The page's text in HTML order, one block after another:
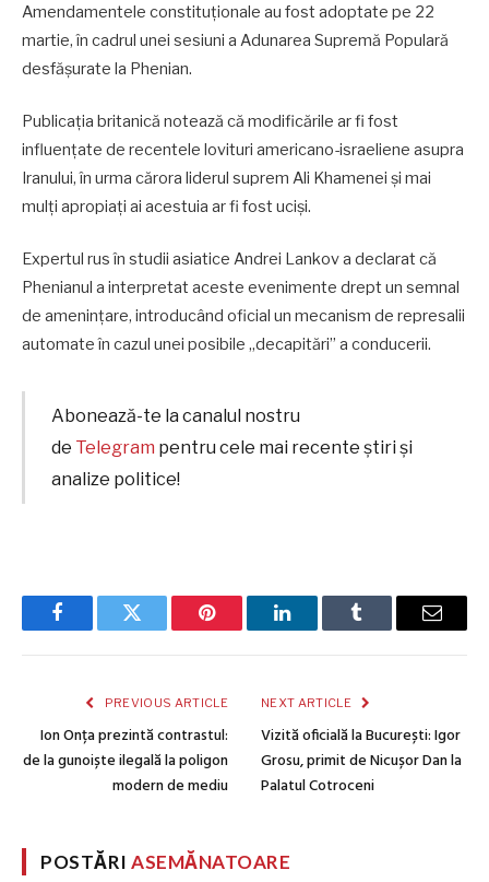
Amendamentele constituționale au fost adoptate pe 22
martie, în cadrul unei sesiuni a Adunarea Supremă Populară
desfășurate la Phenian.
Publicația britanică notează că modificările ar fi fost
influențate de recentele lovituri americano-israeliene asupra
Iranului, în urma cărora liderul suprem Ali Khamenei și mai
mulți apropiați ai acestuia ar fi fost uciși.
Expertul rus în studii asiatice Andrei Lankov a declarat că
Phenianul a interpretat aceste evenimente drept un semnal
de amenințare, introducând oficial un mecanism de represalii
automate în cazul unei posibile „decapitări” a conducerii.
Abonează-te la canalul nostru
de Telegram pentru cele mai recente știri și
analize politice!
FacebookTwitter Pinterest LinkedInTumblr Email
PREVIOUS ARTICLE
Ion Onța prezintă contrastul:
de la gunoiște ilegală la poligon
modern de mediu
NEXT ARTICLE
Vizită oficială la București: Igor
Grosu, primit de Nicușor Dan la
Palatul Cotroceni
POSTĂRIASEMĂNATOARE